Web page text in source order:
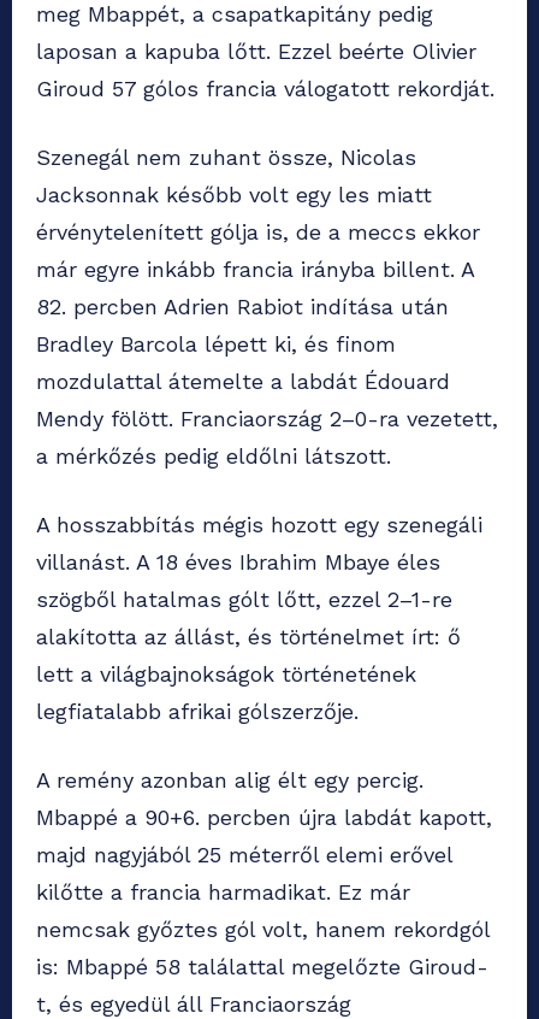
meg Mbappét, a csapatkapitány pedig
laposan a kapuba lőtt. Ezzel beérte Olivier
Giroud 57 gólos francia válogatott rekordját.
Szenegál nem zuhant össze, Nicolas
Jacksonnak később volt egy les miatt
érvénytelenített gólja is, de a meccs ekkor
már egyre inkább francia irányba billent. A
82. percben Adrien Rabiot indítása után
Bradley Barcola lépett ki, és finom
mozdulattal átemelte a labdát Édouard
Mendy fölött. Franciaország 2–0-ra vezetett,
a mérkőzés pedig eldőlni látszott.
A hosszabbítás mégis hozott egy szenegáli
villanást. A 18 éves Ibrahim Mbaye éles
szögből hatalmas gólt lőtt, ezzel 2–1-re
alakította az állást, és történelmet írt: ő
lett a világbajnokságok történetének
legfiatalabb afrikai gólszerzője.
A remény azonban alig élt egy percig.
Mbappé a 90+6. percben újra labdát kapott,
majd nagyjából 25 méterről elemi erővel
kilőtte a francia harmadikat. Ez már
nemcsak győztes gól volt, hanem rekordgól
is: Mbappé 58 találattal megelőzte Giroud-
t, és egyedül áll Franciaország